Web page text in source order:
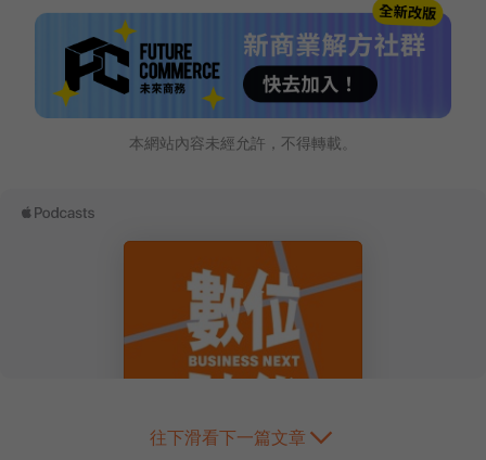
本網站內容未經允許，不得轉載。
往下滑看下一篇文章